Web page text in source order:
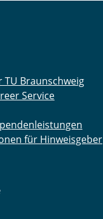
Braunschweig
Service
für Hinweisgeber